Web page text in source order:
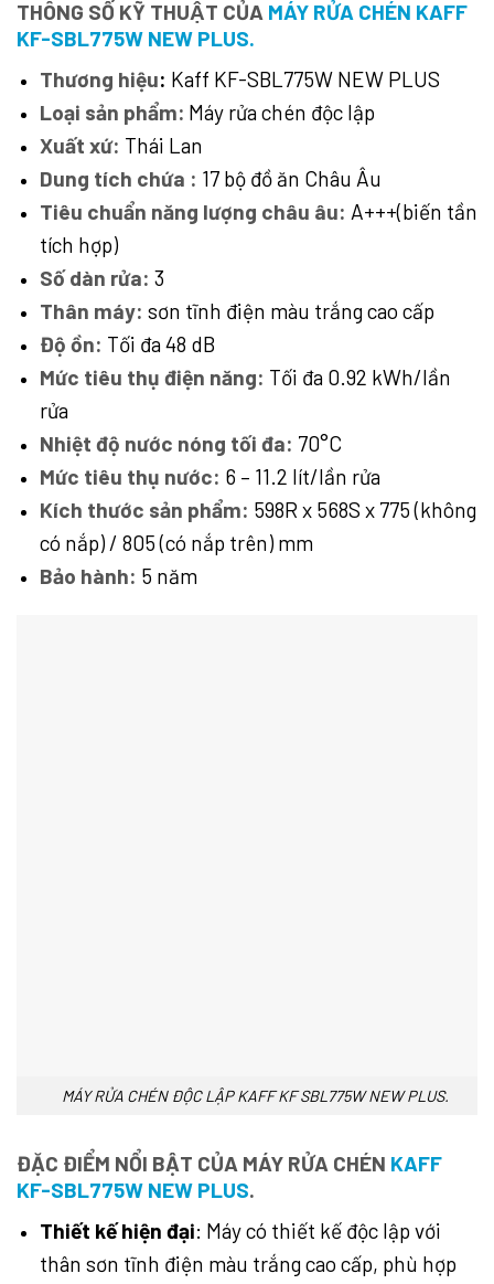
THÔNG SỐ KỸ THUẬT CỦA MÁY RỬA CHÉN KAFF
KF-SBL775W NEW PLUS.
Thương hiệu: Kaff KF-SBL775W NEW PLUS
Loại sản phẩm: Máy rửa chén độc lập
Xuất xứ: Thái Lan
Dung tích chứa : 17 bộ đồ ăn Châu Âu
Tiêu chuẩn năng lượng châu âu: A+++(biến tần
tích hợp)
Số dàn rửa: 3
Thân máy: sơn tĩnh điện màu trắng cao cấp
Độ ồn: Tối đa 48 dB
Mức tiêu thụ điện năng: Tối đa 0.92 kWh/lần
rửa
Nhiệt độ nước nóng tối đa: 70°C
Mức tiêu thụ nước: 6 – 11.2 lít/lần rửa
Kích thước sản phẩm: 598R x 568S x 775 (không
có nắp) / 805 (có nắp trên) mm
Bảo hành: 5 năm
MÁY RỬA CHÉN ĐỘC LẬP KAFF KF SBL775W NEW PLUS.
ĐẶC ĐIỂM NỔI BẬT CỦA MÁY RỬA CHÉN KAFF
KF-SBL775W NEW PLUS.
Thiết kế hiện đại: Máy có thiết kế độc lập với
thân sơn tĩnh điện màu trắng cao cấp, phù hợp